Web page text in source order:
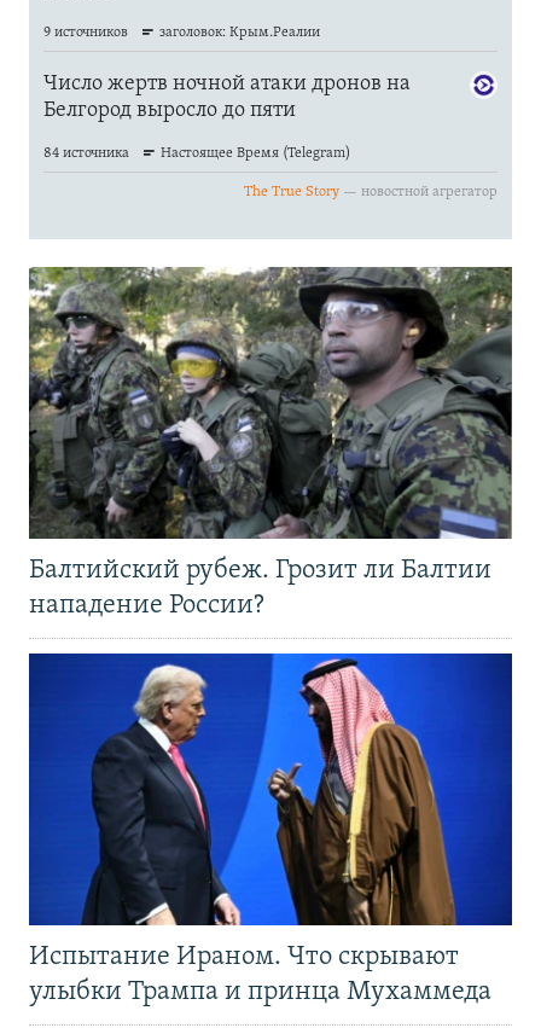
Балтийский рубеж. Грозит ли Балтии
нападение России?
Испытание Ираном. Что скрывают
улыбки Трампа и принца Мухаммеда